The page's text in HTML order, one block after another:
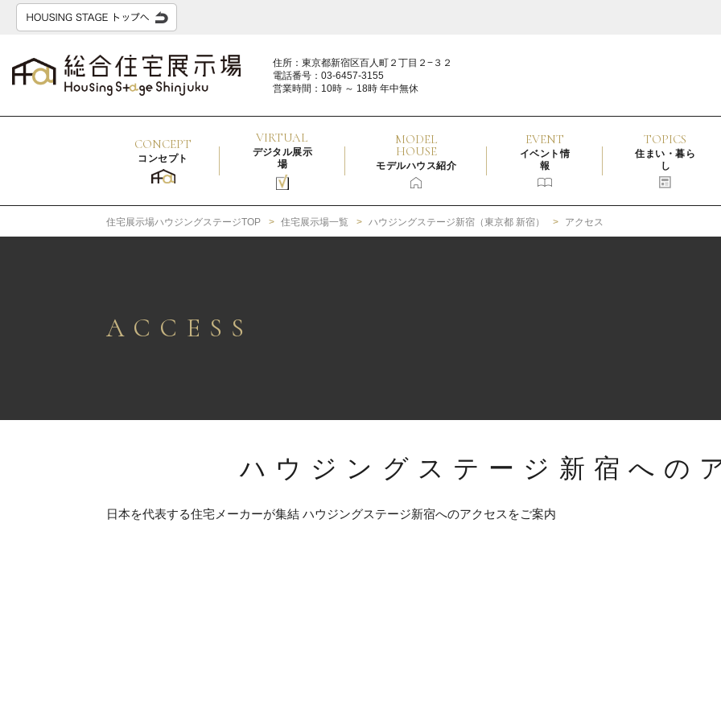
住所：東京都新宿区百人町２丁目２−３２
電話番号：03-6457-3155
営業時間：10時 ～ 18時 年中無休
CONCEPT
コンセプト
VIRTUAL
デジタル展示
場
MODEL
HOUSE
モデルハウス紹介
EVENT
イベント情
報
TOPICS
住まい・暮ら
し
住宅展示場ハウジングステージTOP 住宅展示場一覧 ハウジングステージ新宿（東京都 新宿） アクセス
ACCESS
ハウジングステージ新宿への
日本を代表する住宅メーカーが集結 ハウジングステージ新宿へのアクセスをご案内